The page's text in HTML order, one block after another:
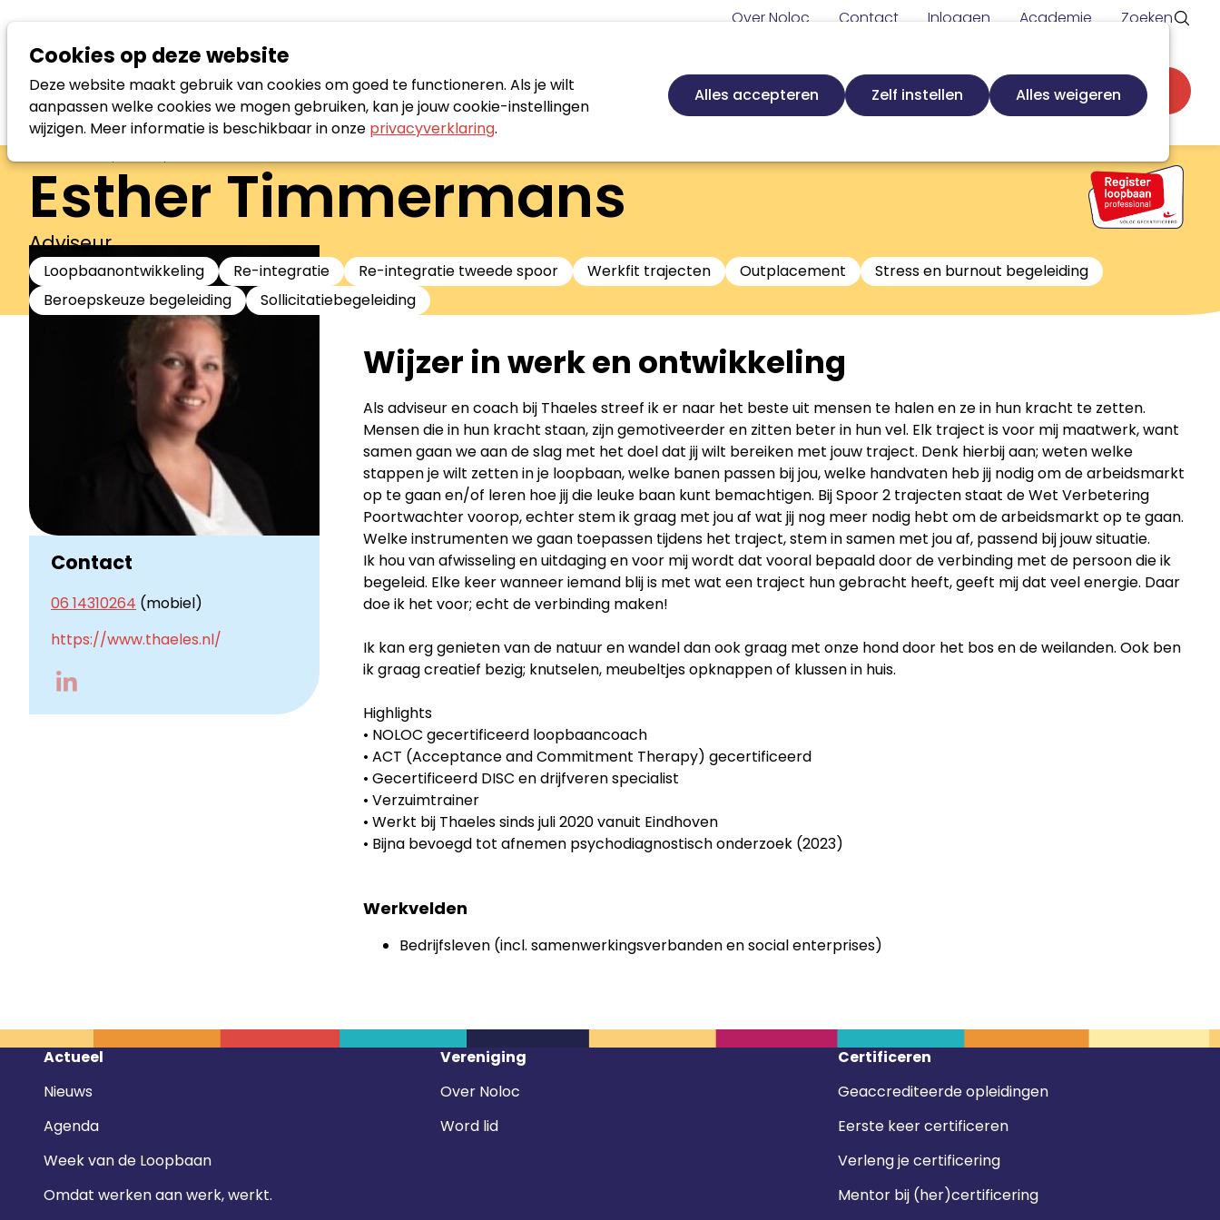
Cookies op deze website
Deze website maakt gebruik van cookies om goed te functioneren. Als je wilt
aanpassen welke cookies we mogen gebruiken, kan je jouw cookie-instellingen
wijzigen. Meer informatie is beschikbaar in onze privacyverklaring.
Alles accepteren Zelf instellen Alles weigeren
Nieuws Agenda Certificeren Vakgebied
Secundaire
navigatieZoek loopbaanspecialist Word lid
Meta
Over Noloc Contact Inloggen Academie Zoeken
Esther Timmermans
Adviseur
Loopbaanontwikkeling Re-integratie Re-integratie tweede spoor Werkfit trajecten Outplacement
Stress en burnout begeleiding
Beroepskeuze begeleiding
Sollicitatiebegeleiding
Contact
06 14310264 (mobiel)
https://www.thaeles.nl/
Wijzer in werk en ontwikkeling
Als adviseur en coach bij Thaeles streef ik er naar het beste uit mensen te halen en ze in hun kracht te zetten.
Mensen die in hun kracht staan, zijn gemotiveerder en zitten beter in hun vel. Elk traject is voor mij maatwerk, want
samen gaan we aan de slag met het doel dat jij wilt bereiken met jouw traject. Denk hierbij aan; weten welke
stappen je wilt zetten in je loopbaan, welke banen passen bij jou, welke handvaten heb jij nodig om de arbeidsmarkt
op te gaan en/of leren hoe jij die leuke baan kunt bemachtigen. Bij Spoor 2 trajecten staat de Wet Verbetering
Poortwachter voorop, echter stem ik graag met jou af wat jij nog meer nodig hebt om de arbeidsmarkt op te gaan.
Welke instrumenten we gaan toepassen tijdens het traject, stem in samen met jou af, passend bij jouw situatie.
Ik hou van afwisseling en uitdaging en voor mij wordt dat vooral bepaald door de verbinding met de persoon die ik
begeleid. Elke keer wanneer iemand blij is met wat een traject hun gebracht heeft, geeft mij dat veel energie. Daar
doe ik het voor; echt de verbinding maken!
Ik kan erg genieten van de natuur en wandel dan ook graag met onze hond door het bos en de weilanden. Ook ben
ik graag creatief bezig; knutselen, meubeltjes opknappen of klussen in huis.
Highlights
• NOLOC gecertificeerd loopbaancoach
• ACT (Acceptance and Commitment Therapy) gecertificeerd
• Gecertificeerd DISC en drijfveren specialist
• Verzuimtrainer
• Werkt bij Thaeles sinds juli 2020 vanuit Eindhoven
• Bijna bevoegd tot afnemen psychodiagnostisch onderzoek (2023)
Werkvelden
Bedrijfsleven (incl. samenwerkingsverbanden en social enterprises)
Footer
Actueel
Nieuws
Agenda
Week van de Loopbaan
Omdat werken aan werk, werkt.
Vereniging
Over Noloc
Word lid
Certificeren
Geaccrediteerde opleidingen
Eerste keer certificeren
Verleng je certificering
Mentor bij (her)certificering